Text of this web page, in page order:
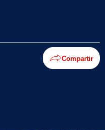
Compartir